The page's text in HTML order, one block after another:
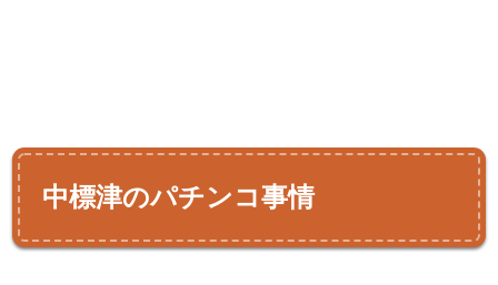
中標津のパチンコ事情